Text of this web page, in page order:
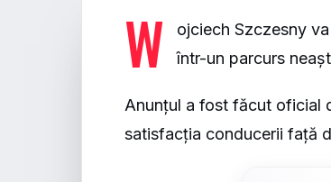
W
ojciech Szczesny
într-un parcurs
Anunțul a fost făcut oficial
satisfacția conducerii față